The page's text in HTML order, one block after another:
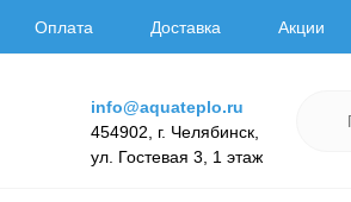
Оплата Доставка Акции
info@aquateplo.ru
454902, г. Челябинск,
ул. Гостевая 3, 1 этаж